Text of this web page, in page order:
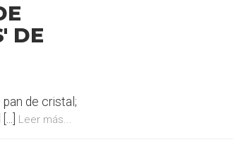
DE
de cristal;
Leer más...